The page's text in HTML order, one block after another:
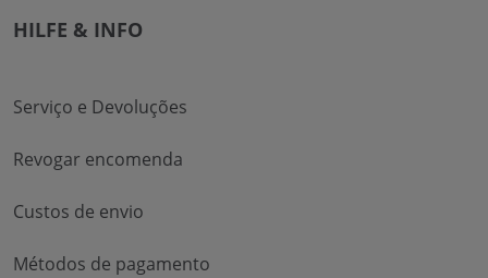
HILFE & INFO
Serviço e Devoluções
Revogar encomenda
Custos de envio
Métodos de pagamento